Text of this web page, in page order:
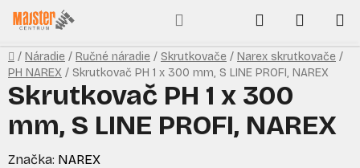
Prejsť
na
obsah
Hľadať
KOŠÍK
Domov
/ Náradie / Ručné náradie / Skrutkovače / Narex skrutkovače /
PH NAREX / Skrutkovač PH 1 x 300 mm, S LINE PROFI, NAREX
Skrutkovač PH 1 x 300
mm, S LINE PROFI, NAREX
Značka: NAREX